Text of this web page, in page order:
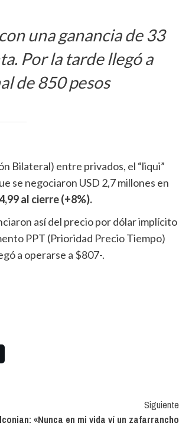
una ganancia de 33
Por la tarde llegó a
de 850 pesos
Bilateral) entre privados, el “liqui”
se negociaron USD 2,7 millones en
al cierre (+8%).
así del precio por dólar implícito
PPT (Prioridad Precio Tiempo)
a operarse a $807-.
Siguiente
«Nunca en mi vida ví un zafarrancho